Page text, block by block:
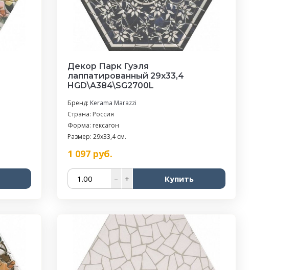
Декор Парк Гуэля
лаппатированный 29x33,4
HGD\A384\SG2700L
Бренд: Kerama Marazzi
Страна: Россия
Форма: гексагон
Размер: 29x33,4 см.
1 097руб.
– + Купить